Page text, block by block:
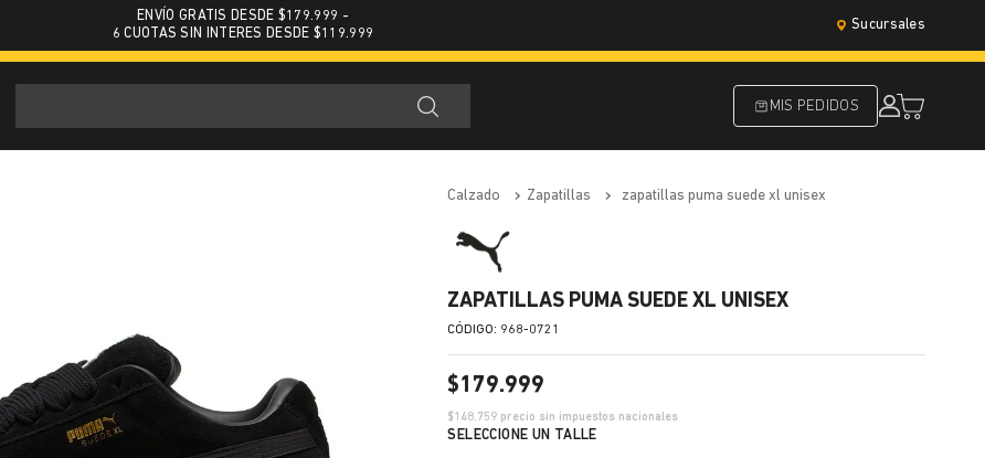
ENVÍO GRATIS DESDE $179.999 -
6 CUOTAS SIN INTERES DESDE $119.999
Sucursales
MIS PEDIDOS
calzado zapatillas zapatillas puma suede xl unisex
ZAPATILLAS PUMA SUEDE XL UNISEX
: 968-0721
$179.999
$148.759 precio sin impuestos nacionales